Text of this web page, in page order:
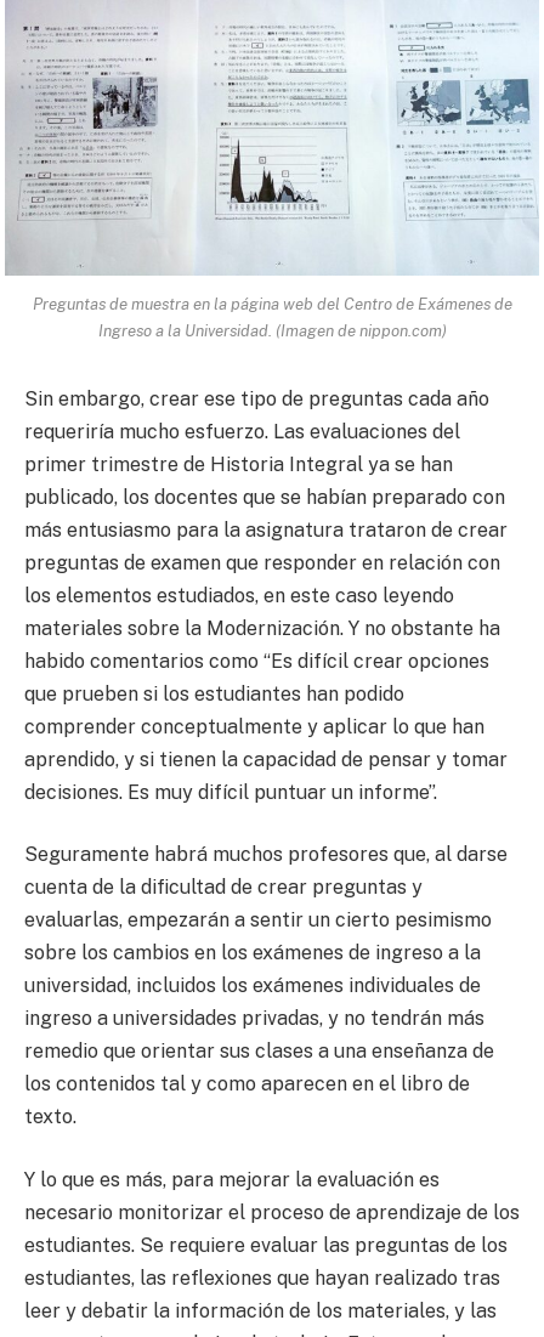
Preguntas de muestra en la página web del Centro de Exámenes de
Ingreso a la Universidad. (Imagen de nippon.com)
Sin embargo, crear ese tipo de preguntas cada año
requeriría mucho esfuerzo. Las evaluaciones del
primer trimestre de Historia Integral ya se han
publicado, los docentes que se habían preparado con
más entusiasmo para la asignatura trataron de crear
preguntas de examen que responder en relación con
los elementos estudiados, en este caso leyendo
materiales sobre la Modernización. Y no obstante ha
habido comentarios como “Es difícil crear opciones
que prueben si los estudiantes han podido
comprender conceptualmente y aplicar lo que han
aprendido, y si tienen la capacidad de pensar y tomar
decisiones. Es muy difícil puntuar un informe”.
Seguramente habrá muchos profesores que, al darse
cuenta de la dificultad de crear preguntas y
evaluarlas, empezarán a sentir un cierto pesimismo
sobre los cambios en los exámenes de ingreso a la
universidad, incluidos los exámenes individuales de
ingreso a universidades privadas, y no tendrán más
remedio que orientar sus clases a una enseñanza de
los contenidos tal y como aparecen en el libro de
texto.
Y lo que es más, para mejorar la evaluación es
necesario monitorizar el proceso de aprendizaje de los
estudiantes. Se requiere evaluar las preguntas de los
estudiantes, las reflexiones que hayan realizado tras
leer y debatir la información de los materiales, y las